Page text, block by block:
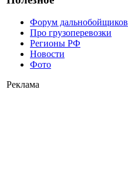
Форум дальнобойщиков
Про грузоперевозки
Регионы РФ
Новости
Фото
Реклама